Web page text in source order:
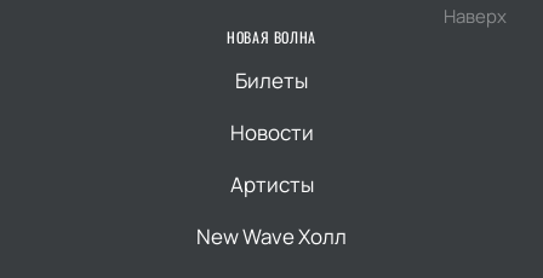
Наверх
НОВАЯ ВОЛНА
Билеты
Новости
Артисты
New Wave Холл